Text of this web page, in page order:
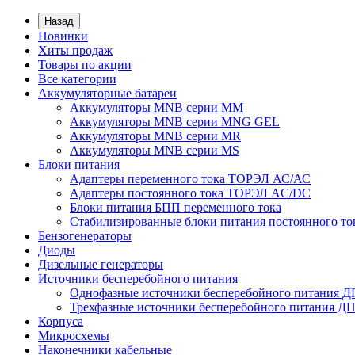
Назад
Новинки
Хиты продаж
Товары по акции
Все категории
Аккумуляторные батареи
Аккумуляторы MNB серии MM
Аккумуляторы MNB серии MNG GEL
Аккумуляторы MNB серии MR
Аккумуляторы MNB серии MS
Блоки питания
Адаптеры переменного тока ТОРЭЛ АС/АС
Адаптеры постоянного тока ТОРЭЛ AC/DC
Блоки питания БПП переменного тока
Стабилизированные блоки питания постоянного
Бензогенераторы
Диоды
Дизельные генераторы
Источники бесперебойного питания
Однофазные источники бесперебойного питания
Трехфазные источники бесперебойного питания
Корпуса
Микросхемы
Наконечники кабельные